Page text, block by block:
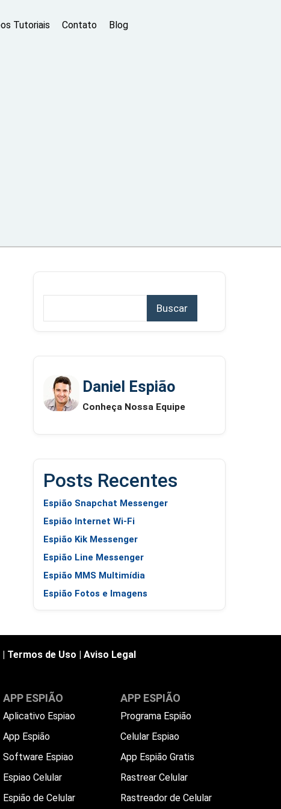
Tutoriais Contato Blog
Daniel Espião
Conheça Nossa Equipe
Posts Recentes
Espião Snapchat Messenger
Espião Internet Wi-Fi
Espião Kik Messenger
Espião Line Messenger
Espião MMS Multimídia
Espião Fotos e Imagens
| Termos de Uso Aviso Legal
APP ESPIÃO
Aplicativo Espiao
App Espião
Software Espiao
Espiao Celular
Espião de Celular
APP ESPIÃO
Programa Espião
Celular Espiao
App Espião Gratis
Rastrear Celular
Rastreador de Celular